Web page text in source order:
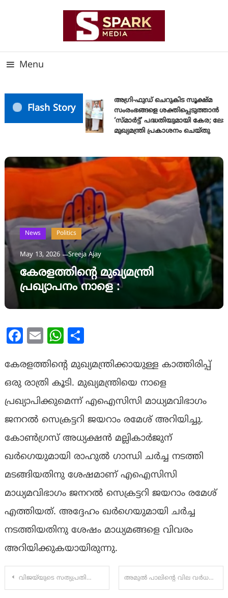
Menu
Flash Story
അഗ്രി-ഫുഡ് ചെറുകിട സൂക്ഷ്മ
സംരംഭങ്ങളെ ശക്തിപ്പെടുത്താന്‍
‘സ്മാര്‍ട്ട്’ പദ്ധതിയുമായി കേര;
മുഖ്യമന്ത്രി പ്രകാശനം ചെയ്തു
News Politics
May 13, 2026 Sreeja Ajay
കേരളത്തിന്റെ മുഖ്യമന്ത്രി
പ്രഖ്യാപനം നാളെ :
Facebook
Email WhatsApp
കേരളത്തിന്റെ മുഖ്യമന്ത്രിക്കായുള്ള കാത്തിരിപ്പ്
ഒരു രാത്രി കൂടി. മുഖ്യമന്ത്രിയെ നാളെ
പ്രഖ്യാപിക്കുമെന്ന് എഐസിസി മാധ്യമവിഭാഗം
ജനറല്‍ സെക്രട്ടറി ജയറാം രമേശ് അറിയിച്ചു.
കോണ്‍ഗ്രസ് അധ്യക്ഷന്‍ മല്ലികാര്‍ജുന്
ഖര്‍ഗെയുമായി രാഹുല്‍ ഗാന്ധി ചര്‍ച്ച നടത്തി
മടങ്ങിയതിനു ശേഷമാണ് എഐസിസി
മാധ്യമവിഭാഗം ജനറൽ സെക്രട്ടറി ജയറാം രമേശ്
എത്തിയത്. അദ്ദേഹം ഖര്‍ഗെയുമായി ചര്‍ച്ച
നടത്തിയതിനു ശേഷം മാധ്യമങ്ങളെ വിവരം
അറിയിക്കുകയായിരുന്നു.
Post
വിജയ്‌യുടെ സത്യപ്രതിജ്ഞ ചടങ്ങിൽ വന്ദേമാതരം ആലപിച്ചതിനെതിരെ സിപിഐ അമുൽ പാലിന്റെ വില വർധന നാളെ മുതൽ പ്രാബല്യത്തിൽ, ലിറ്ററിന് 2 രൂപ കൂടി